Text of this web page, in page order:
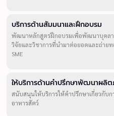
บริการด้านสัมมนาและฝึกอบรม
พัฒนาหลักสูตรฝึกอบรมเพื่อพัฒนาบุคลา
วิจัยและวิชาการที่นำมาต่อยอดและถ่าย
SME
ให้บริการด้านคำปรึกษาพัฒนาผลิ
สนับสนุนให้บริการให้คำปรึกษาเกี่ยวกั
อาหารสัตว์